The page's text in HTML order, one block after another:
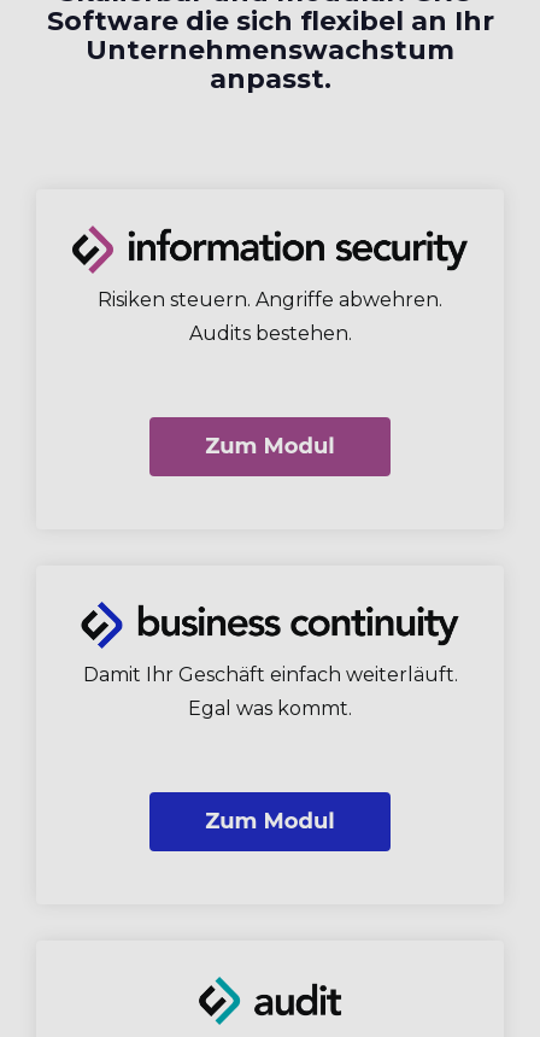
Software die sich flexibel an Ihr
Unternehmenswachstum
anpasst.
Risiken steuern. Angriffe abwehren.
Audits bestehen.
Damit Ihr Geschäft einfach weiterläuft.
Egal was kommt.